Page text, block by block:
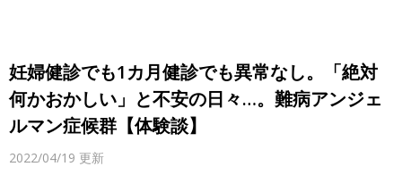
妊婦健診でも1カ月健診でも異常なし。「絶対
何かおかしい」と不安の日々…。難病アンジェ
ルマン症候群【体験談】
2022/04/19 更新